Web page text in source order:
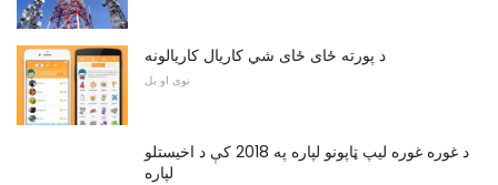
د پورته ځای ځای شي کاریال کاریالونه
نوی او بل
د غوره غوره لیپ ټاپونو لپاره په 2018 کې د اخیستلو
لپاره